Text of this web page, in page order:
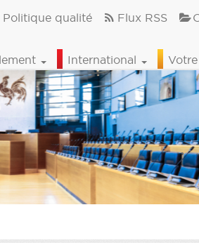
qualité Flux RSS
International